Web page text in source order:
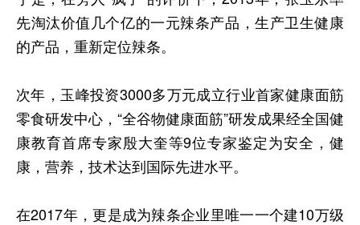
先淘汰价值几个亿的一元辣条产品，生产卫生健康
的产品，重新定位辣条。
次年，玉峰投资3000多万元成立行业首家健康面筋
零食研发中心，“全谷物健康面筋”研发成果经全国健
康教育首席专家殷大奎等9位专家鉴定为安全，健
康，营养，技术达到国际先进水平。
在2017年，更是成为辣条企业里唯一一个建10万级